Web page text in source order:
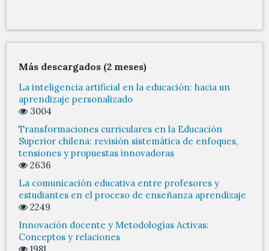
Más descargados (2 meses)
La inteligencia artificial en la educación: hacia un
aprendizaje personalizado
3004
Transformaciones curriculares en la Educación
Superior chilena: revisión sistemática de enfoques,
tensiones y propuestas innovadoras
2636
La comunicación educativa entre profesores y
estudiantes en el proceso de enseñanza aprendizaje
2249
Innovación docente y Metodologías Activas:
Conceptos y relaciones